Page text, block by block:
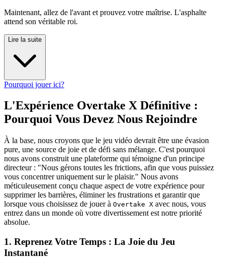
Maintenant, allez de l'avant et prouvez votre maîtrise. L'asphalte
attend son véritable roi.
Lire la suite
Pourquoi jouer ici?
L'Expérience Overtake X Définitive :
Pourquoi Vous Devez Nous Rejoindre
À la base, nous croyons que le jeu vidéo devrait être une évasion
pure, une source de joie et de défi sans mélange. C'est pourquoi
nous avons construit une plateforme qui témoigne d'un principe
directeur : "Nous gérons toutes les frictions, afin que vous puissiez
vous concentrer uniquement sur le plaisir." Nous avons
méticuleusement conçu chaque aspect de votre expérience pour
supprimer les barrières, éliminer les frustrations et garantir que
lorsque vous choisissez de jouer à Overtake X avec nous, vous
entrez dans un monde où votre divertissement est notre priorité
absolue.
1. Reprenez Votre Temps : La Joie du Jeu
Instantané